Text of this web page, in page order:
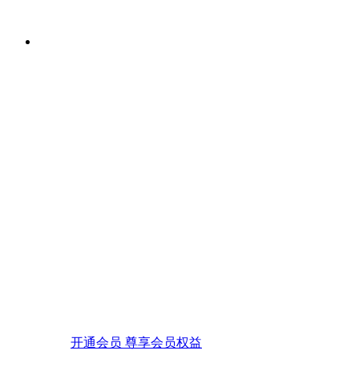
开通会员 尊享会员权益